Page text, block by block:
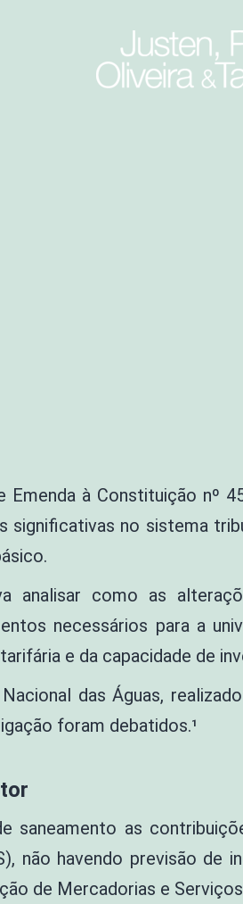
à Constituição nº
significativas no sistema
analisar como as
necessários para a
e da capacidade de
das Águas,
foram debatidos.¹
saneamento as
não havendo previsão
de Mercadorias e